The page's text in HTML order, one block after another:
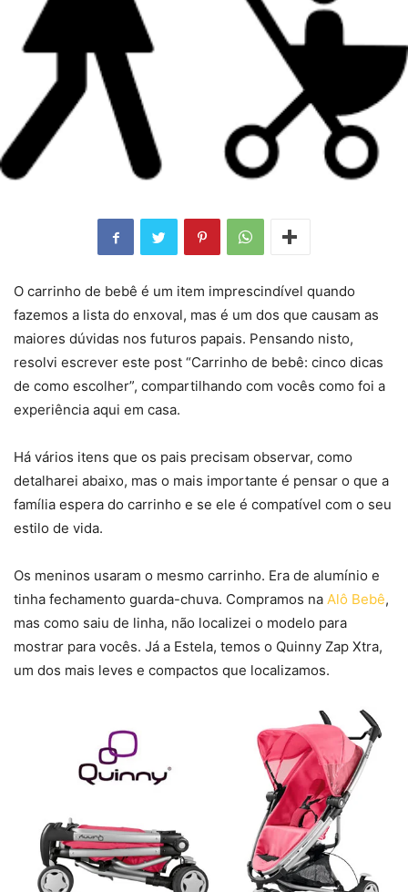
O carrinho de bebê é um item imprescindível quando
fazemos a lista do enxoval, mas é um dos que causam as
maiores dúvidas nos futuros papais. Pensando nisto,
resolvi escrever este post “Carrinho de bebê: cinco dicas
de como escolher”, compartilhando com vocês como foi a
experiência aqui em casa.
Há vários itens que os pais precisam observar, como
detalharei abaixo, mas o mais importante é pensar o que a
família espera do carrinho e se ele é compatível com o seu
estilo de vida.
Os meninos usaram o mesmo carrinho. Era de alumínio e
tinha fechamento guarda-chuva. Compramos na Alô Bebê,
mas como saiu de linha, não localizei o modelo para
mostrar para vocês. Já a Estela, temos o Quinny Zap Xtra,
um dos mais leves e compactos que localizamos.